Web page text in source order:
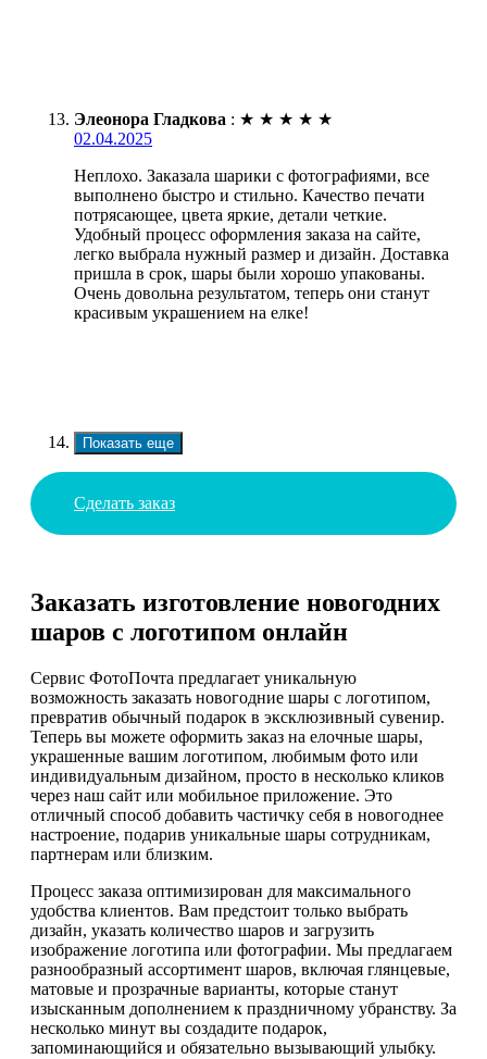
Элеонора Гладкова : ★ ★ ★ ★ ★
02.04.2025
Неплохо. Заказала шарики с фотографиями, все
выполнено быстро и стильно. Качество печати
потрясающее, цвета яркие, детали четкие.
Удобный процесс оформления заказа на сайте,
легко выбрала нужный размер и дизайн. Доставка
пришла в срок, шары были хорошо упакованы.
Очень довольна результатом, теперь они станут
красивым украшением на елке!
Показать еще
Сделать заказ
Заказать изготовление новогодних
шаров с логотипом онлайн
Сервис ФотоПочта предлагает уникальную
возможность заказать новогодние шары с логотипом,
превратив обычный подарок в эксклюзивный сувенир.
Теперь вы можете оформить заказ на елочные шары,
украшенные вашим логотипом, любимым фото или
индивидуальным дизайном, просто в несколько кликов
через наш сайт или мобильное приложение. Это
отличный способ добавить частичку себя в новогоднее
настроение, подарив уникальные шары сотрудникам,
партнерам или близким.
Процесс заказа оптимизирован для максимального
удобства клиентов. Вам предстоит только выбрать
дизайн, указать количество шаров и загрузить
изображение логотипа или фотографии. Мы предлагаем
разнообразный ассортимент шаров, включая глянцевые,
матовые и прозрачные варианты, которые станут
изысканным дополнением к праздничному убранству. За
несколько минут вы создадите подарок,
запоминающийся и обязательно вызывающий улыбку.